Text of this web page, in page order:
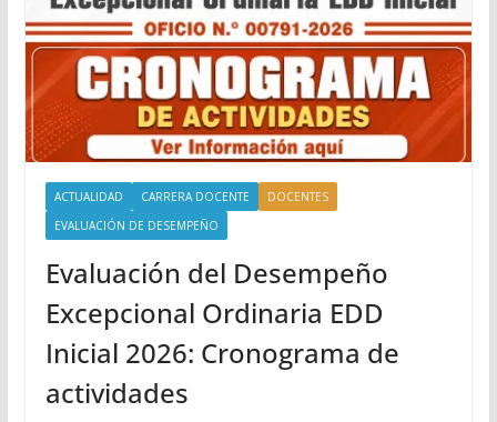
ACTUALIDAD CARRERA DOCENTE
DOCENTES
EVALUACIÓN DE DESEMPEÑO
Evaluación del Desempeño
Excepcional Ordinaria EDD
Inicial 2026: Cronograma de
actividades